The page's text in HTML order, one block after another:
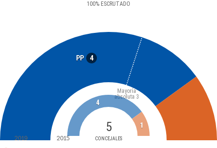
100% ESCRUTADO
PP 4
5
CONCEJALES
Mayoría
absoluta 3
4
1
2019 2015